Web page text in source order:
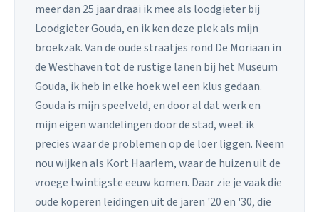
meer dan 25 jaar draai ik mee als loodgieter bij
Loodgieter Gouda, en ik ken deze plek als mijn
broekzak. Van de oude straatjes rond De Moriaan in
de Westhaven tot de rustige lanen bij het Museum
Gouda, ik heb in elke hoek wel een klus gedaan.
Gouda is mijn speelveld, en door al dat werk en
mijn eigen wandelingen door de stad, weet ik
precies waar de problemen op de loer liggen. Neem
nou wijken als Kort Haarlem, waar de huizen uit de
vroege twintigste eeuw komen. Daar zie je vaak die
oude koperen leidingen uit de jaren '20 en '30, die